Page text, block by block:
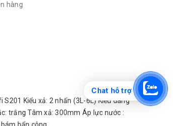
hàng
Kiểu xả: 2 nhấn (3L-6L) Kiểu dáng
trắng Tâm xả: 300mm Áp lực nước :
Chat hỗ trợ